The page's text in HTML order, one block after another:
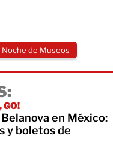
Noche de Museos
GO!
en México:
y boletos de